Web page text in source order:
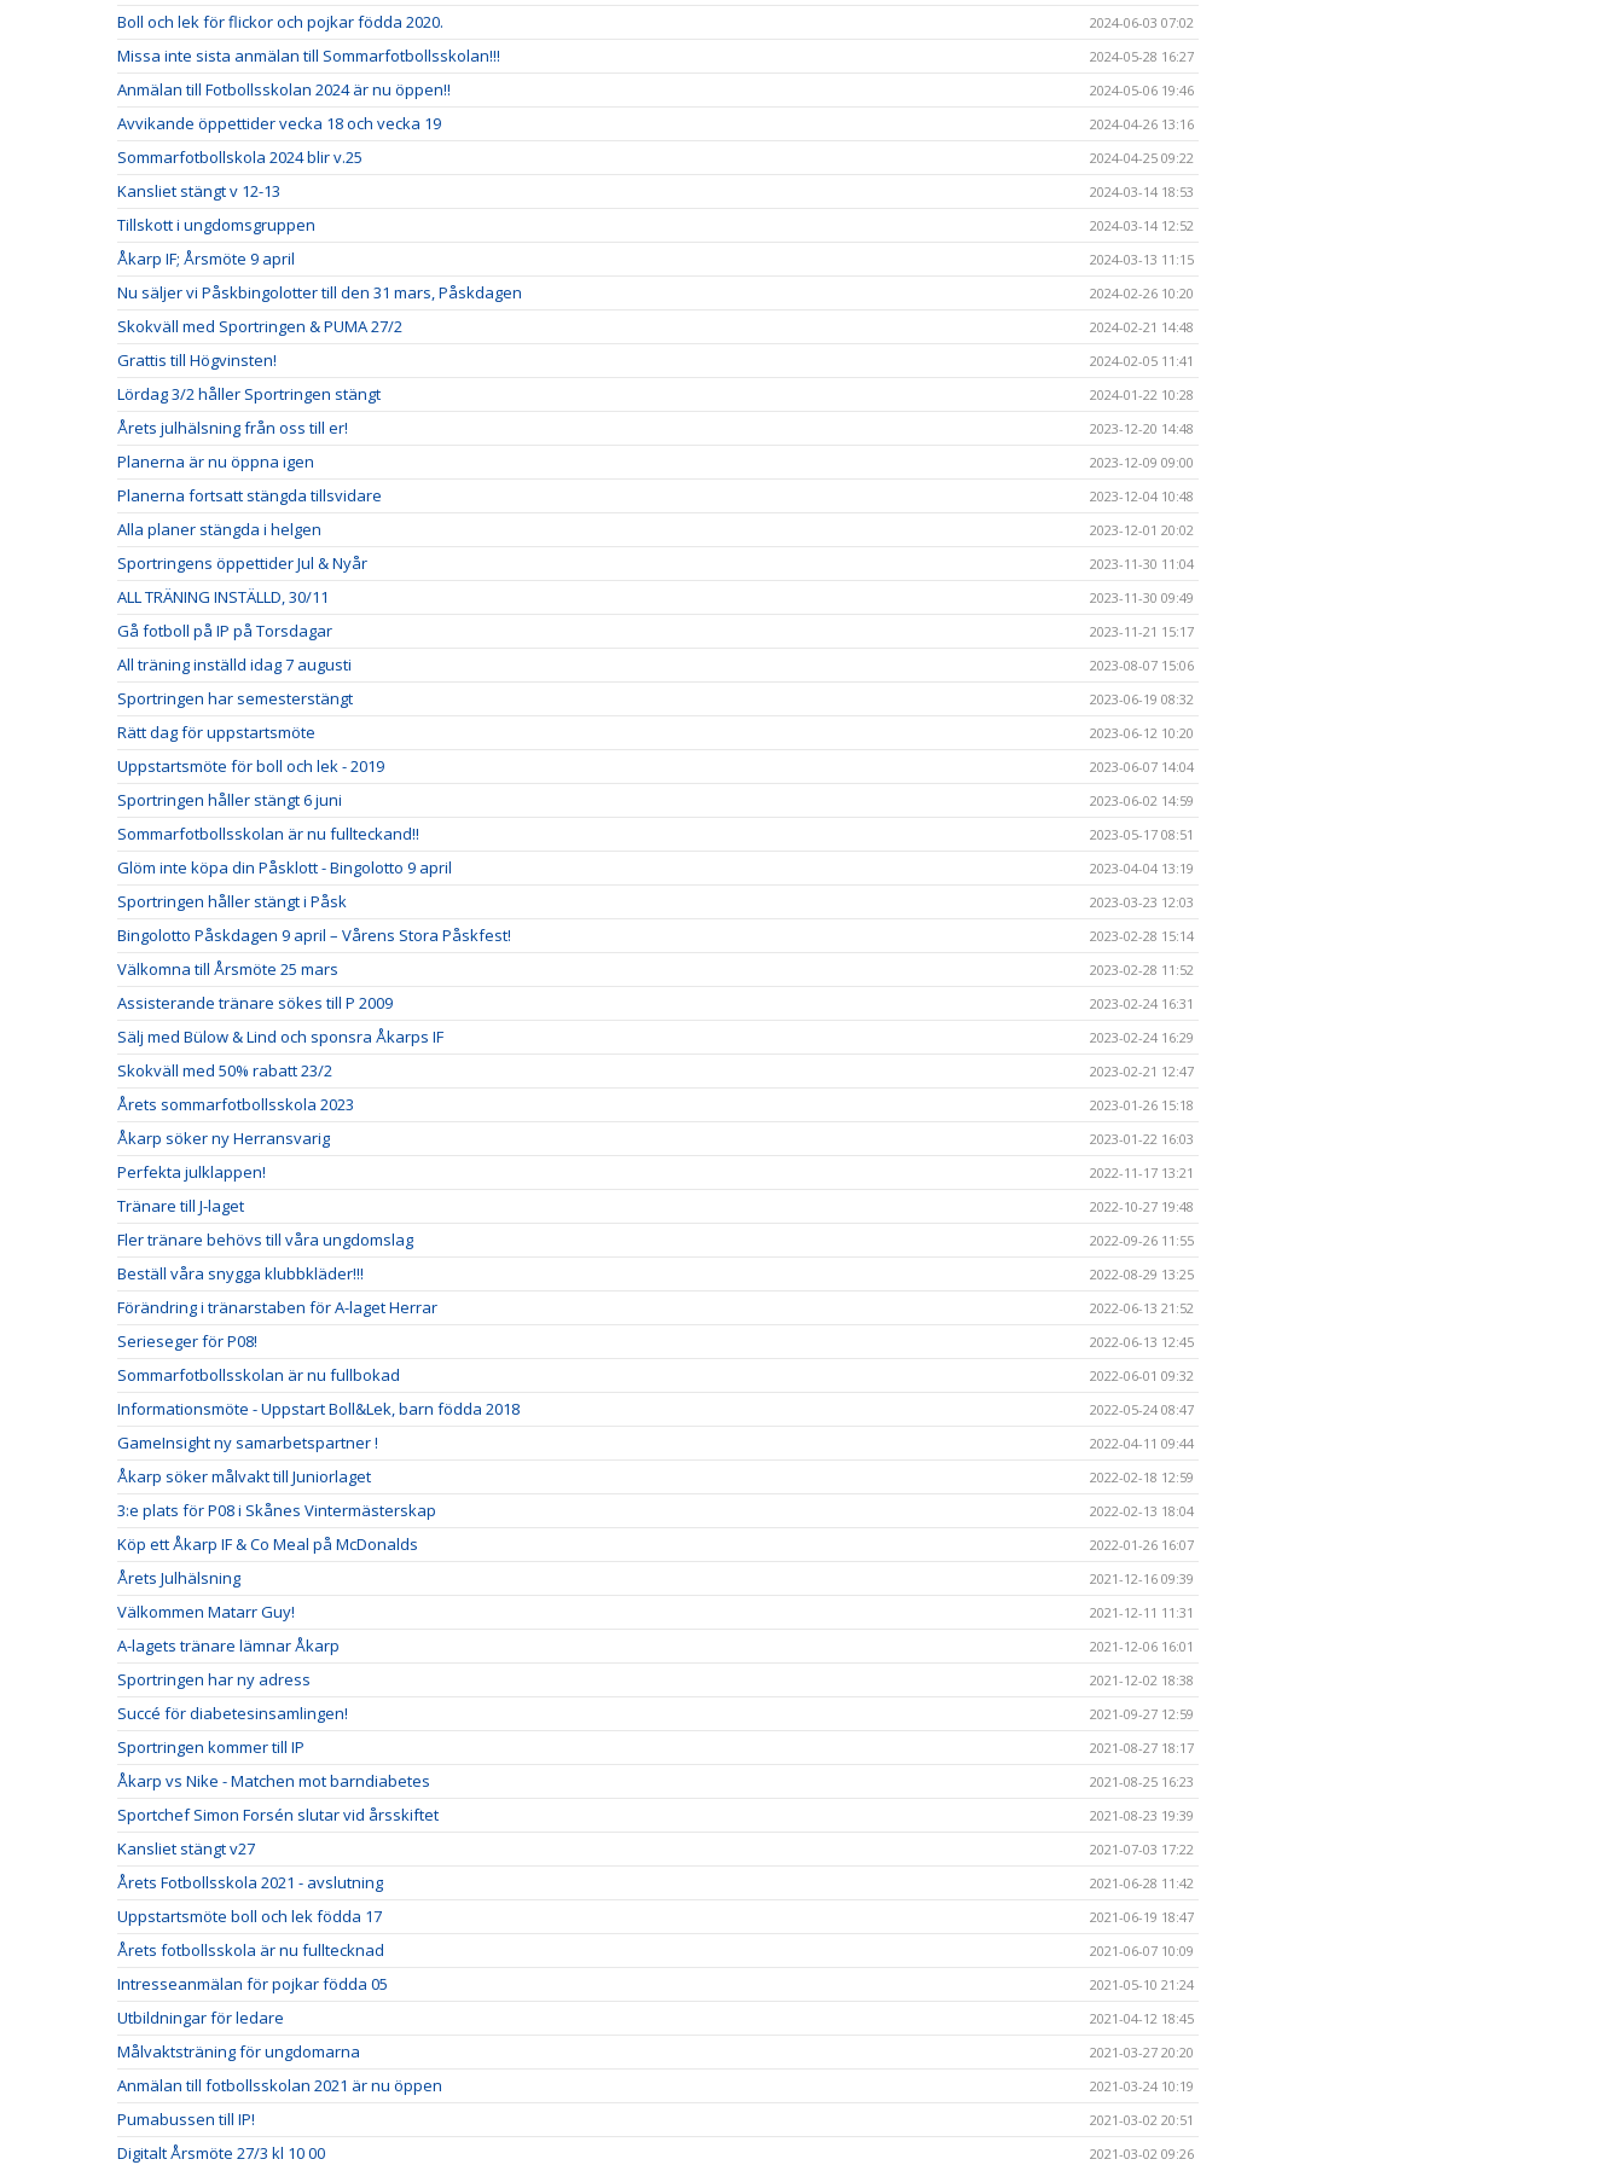
Boll och lek för flickor och pojkar födda 2020. 2024-06-03 07:02
Missa inte sista anmälan till Sommarfotbollsskolan!!! 2024-05-28 16:27
Anmälan till Fotbollsskolan 2024 är nu öppen!! 2024-05-06 19:46
Avvikande öppettider vecka 18 och vecka 19 2024-04-26 13:16
Sommarfotbollskola 2024 blir v.25 2024-04-25 09:22
Kansliet stängt v 12-13 2024-03-14 18:53
Tillskott i ungdomsgruppen 2024-03-14 12:52
Åkarp IF; Årsmöte 9 april 2024-03-13 11:15
Nu säljer vi Påskbingolotter till den 31 mars, Påskdagen 2024-02-26 10:20
Skokväll med Sportringen & PUMA 27/2 2024-02-21 14:48
Grattis till Högvinsten! 2024-02-05 11:41
Lördag 3/2 håller Sportringen stängt 2024-01-22 10:28
Årets julhälsning från oss till er! 2023-12-20 14:48
Planerna är nu öppna igen 2023-12-09 09:00
Planerna fortsatt stängda tillsvidare 2023-12-04 10:48
Alla planer stängda i helgen 2023-12-01 20:02
Sportringens öppettider Jul & Nyår 2023-11-30 11:04
ALL TRÄNING INSTÄLLD, 30/11 2023-11-30 09:49
Gå fotboll på IP på Torsdagar 2023-11-21 15:17
All träning inställd idag 7 augusti 2023-08-07 15:06
Sportringen har semesterstängt 2023-06-19 08:32
Rätt dag för uppstartsmöte 2023-06-12 10:20
Uppstartsmöte för boll och lek - 2019 2023-06-07 14:04
Sportringen håller stängt 6 juni 2023-06-02 14:59
Sommarfotbollsskolan är nu fullteckand!! 2023-05-17 08:51
Glöm inte köpa din Påsklott - Bingolotto 9 april 2023-04-04 13:19
Sportringen håller stängt i Påsk 2023-03-23 12:03
Bingolotto Påskdagen 9 april – Vårens Stora Påskfest! 2023-02-28 15:14
Välkomna till Årsmöte 25 mars 2023-02-28 11:52
Assisterande tränare sökes till P 2009 2023-02-24 16:31
Sälj med Bülow & Lind och sponsra Åkarps IF 2023-02-24 16:29
Skokväll med 50% rabatt 23/2 2023-02-21 12:47
Årets sommarfotbollsskola 2023 2023-01-26 15:18
Åkarp söker ny Herransvarig 2023-01-22 16:03
Perfekta julklappen! 2022-11-17 13:21
Tränare till J-laget 2022-10-27 19:48
Fler tränare behövs till våra ungdomslag 2022-09-26 11:55
Beställ våra snygga klubbkläder!!! 2022-08-29 13:25
Förändring i tränarstaben för A-laget Herrar 2022-06-13 21:52
Serieseger för P08! 2022-06-13 12:45
Sommarfotbollsskolan är nu fullbokad 2022-06-01 09:32
Informationsmöte - Uppstart Boll&Lek, barn födda 2018 2022-05-24 08:47
GameInsight ny samarbetspartner ! 2022-04-11 09:44
Åkarp söker målvakt till Juniorlaget 2022-02-18 12:59
3:e plats för P08 i Skånes Vintermästerskap 2022-02-13 18:04
Köp ett Åkarp IF & Co Meal på McDonalds 2022-01-26 16:07
Årets Julhälsning 2021-12-16 09:39
Välkommen Matarr Guy! 2021-12-11 11:31
A-lagets tränare lämnar Åkarp 2021-12-06 16:01
Sportringen har ny adress 2021-12-02 18:38
Succé för diabetesinsamlingen! 2021-09-27 12:59
Sportringen kommer till IP 2021-08-27 18:17
Åkarp vs Nike - Matchen mot barndiabetes 2021-08-25 16:23
Sportchef Simon Forsén slutar vid årsskiftet 2021-08-23 19:39
Kansliet stängt v27 2021-07-03 17:22
Årets Fotbollsskola 2021 - avslutning 2021-06-28 11:42
Uppstartsmöte boll och lek födda 17 2021-06-19 18:47
Årets fotbollsskola är nu fulltecknad 2021-06-07 10:09
Intresseanmälan för pojkar födda 05 2021-05-10 21:24
Utbildningar för ledare 2021-04-12 18:45
Målvaktsträning för ungdomarna 2021-03-27 20:20
Anmälan till fotbollsskolan 2021 är nu öppen 2021-03-24 10:19
Pumabussen till IP! 2021-03-02 20:51
Digitalt Årsmöte 27/3 kl 10 00 2021-03-02 09:26